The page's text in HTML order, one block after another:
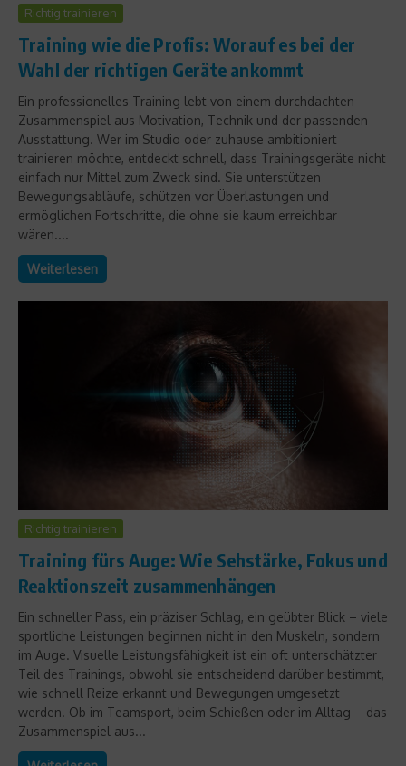
Richtig trainieren
Training wie die Profis: Worauf es bei der
Wahl der richtigen Geräte ankommt
Ein professionelles Training lebt von einem durchdachten
Zusammenspiel aus Motivation, Technik und der passenden
Ausstattung. Wer im Studio oder zuhause ambitioniert
trainieren möchte, entdeckt schnell, dass Trainingsgeräte nicht
einfach nur Mittel zum Zweck sind. Sie unterstützen
Bewegungsabläufe, schützen vor Überlastungen und
ermöglichen Fortschritte, die ohne sie kaum erreichbar
wären....
Weiterlesen
Richtig trainieren
Training fürs Auge: Wie Sehstärke, Fokus und
Reaktionszeit zusammenhängen
Ein schneller Pass, ein präziser Schlag, ein geübter Blick – viele
sportliche Leistungen beginnen nicht in den Muskeln, sondern
im Auge. Visuelle Leistungsfähigkeit ist ein oft unterschätzter
Teil des Trainings, obwohl sie entscheidend darüber bestimmt,
wie schnell Reize erkannt und Bewegungen umgesetzt
werden. Ob im Teamsport, beim Schießen oder im Alltag – das
Zusammenspiel aus...